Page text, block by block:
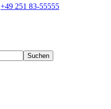
+49 251 83-55555
Suchen